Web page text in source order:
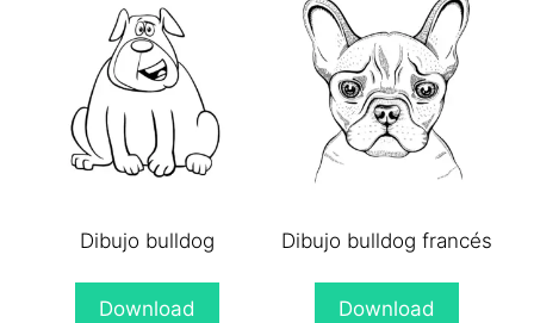
Dibujo bulldog
Download
Dibujo bulldog francés
Download